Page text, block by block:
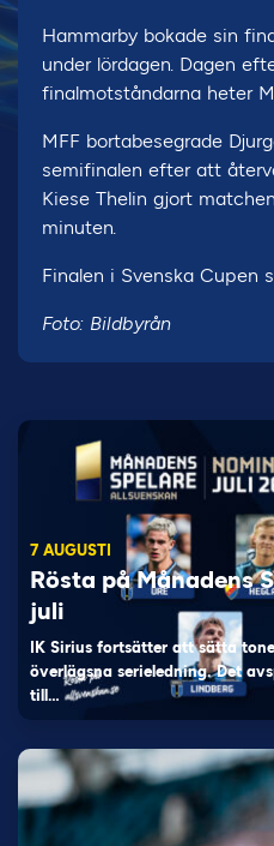
Hammarby bokade sin
under lördagen. Dagen
finalmotståndarna heter
MFF bortabesegrade
semifinalen efter att
Kiese Thelin gjort
minuten.
Finalen i Svenska Cupen
Foto: Bildbyrån
7 AUGUSTI
Rösta på Månadens
juli
IK Sirius fortsätter att sätta
överlägsna serieledning. Det
till…